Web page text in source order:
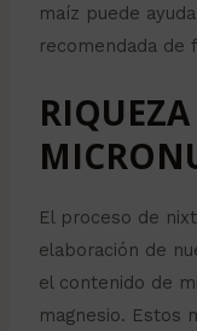
maíz puede
recomendada de
El proceso de
elaboración de
el contenido de
magnesio. Estos